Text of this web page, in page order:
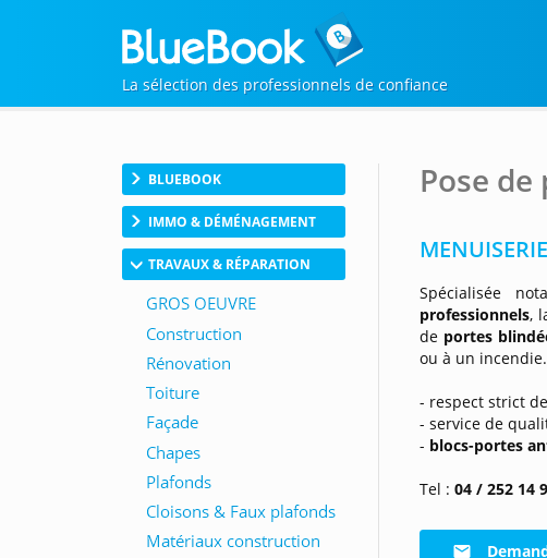
La sélection des professionnels de confiance
BLUEBOOK
IMMO & DÉMÉNAGEMENT
TRAVAUX & RÉPARATION
Pose
Spécialisée
professionnels,
de portes
ou à un incendie.
- respect strict
- service de
- blocs-portes
Tel :04 / 252 14